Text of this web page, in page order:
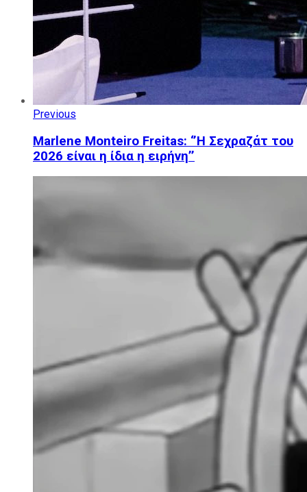
Previous
Marlene Monteiro Freitas: ‘’Η Σεχραζάτ του
2026 είναι η ίδια η ειρήνη’’